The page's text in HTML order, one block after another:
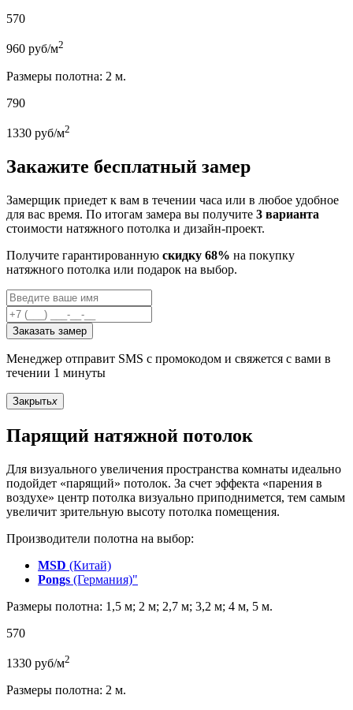
570
960 руб/м2
Размеры полотна: 2 м.
790
1330 руб/м2
Закажите бесплатный замер
Замерщик приедет к вам в течении часа или в любое удобное
для вас время. По итогам замера вы получите 3 варианта
стоимости натяжного потолка и дизайн-проект.
Получите гарантированную скидку 68% на покупку
натяжного потолка или подарок на выбор.
Заказать замер
Менеджер отправит SMS с промокодом и свяжется с вами в
течении 1 минуты
Закрытьx
Парящий натяжной потолок
Для визуального увеличения пространства комнаты идеально
подойдет «парящий» потолок. За счет эффекта «парения в
воздухе» центр потолка визуально приподнимется, тем самым
увеличит зрительную высоту потолка помещения.
Производители полотна на выбор:
MSD (Китай)
Pongs (Германия)"
Размеры полотна: 1,5 м; 2 м; 2,7 м; 3,2 м; 4 м, 5 м.
570
1330 руб/м2
Размеры полотна: 2 м.